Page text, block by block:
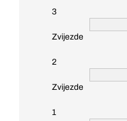
3
Zvijezde
2
Zvijezde
1